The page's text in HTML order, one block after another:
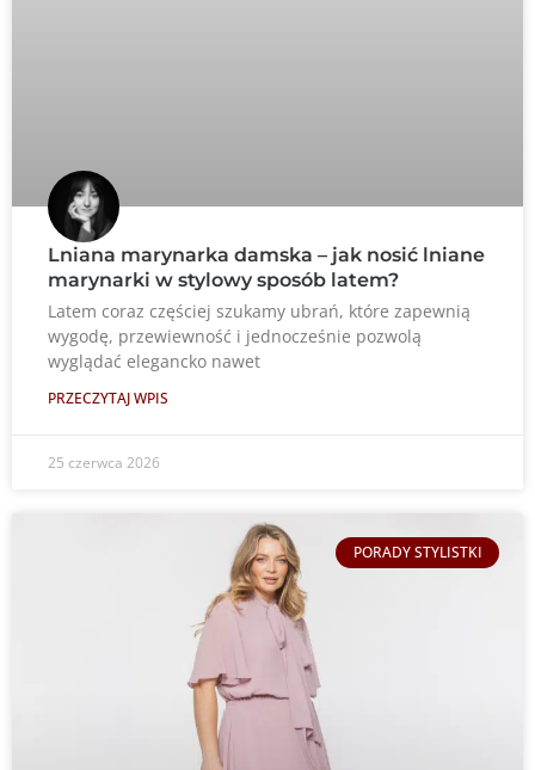
Lniana marynarka damska – jak nosić lniane
marynarki w stylowy sposób latem?
Latem coraz częściej szukamy ubrań, które zapewnią
wygodę, przewiewność i jednocześnie pozwolą
wyglądać elegancko nawet
PRZECZYTAJ WPIS
25 czerwca 2026
PORADY STYLISTKI